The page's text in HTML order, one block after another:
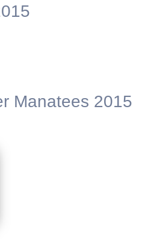
Manatees 2015